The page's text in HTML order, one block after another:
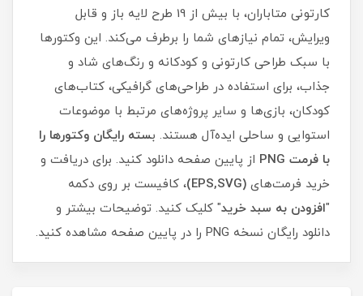
کارتونی متاباران، با بیش از 19 طرح لایه باز و قابل
ویرایش، تمام نیازهای شما را برطرف می‌کند. این وکتورها
با سبک طراحی کارتونی و کودکانه و رنگ‌های شاد و
جذاب، برای استفاده در طراحی‌های گرافیکی، کتاب‌های
کودکان، بازی‌ها و سایر پروژه‌های مرتبط با موضوعات
استوایی و ساحلی ایده‌آل هستند. بسته رایگان وکتورها را
با فرمت PNG
از پایین صفحه دانلود کنید. برای دریافت و
خرید فرمت‌های (EPS,SVG)
، کافیست بر روی دکمه
"افزودن به سبد خرید" کلیک کنید. توضیحات بیشتر و
دانلود رایگان نسخه PNG را در پایین صفحه مشاهده کنید.